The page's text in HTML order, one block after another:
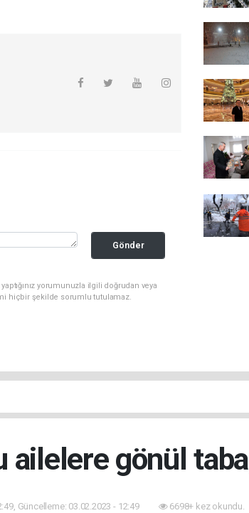
Gönder
yorumunuzla ilgili doğrudan veya
hiçbir şekilde sorumlu tutulamaz.
gönül
Güncelleme: 03.02.2023 - 12:49 6698+ kez okundu.